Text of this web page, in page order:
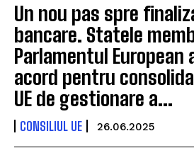
Un nou pas spre
bancare. Statele
Parlamentul European
acord pentru
UE de gestionare a...
CONSILIUL UE 26.06.2025